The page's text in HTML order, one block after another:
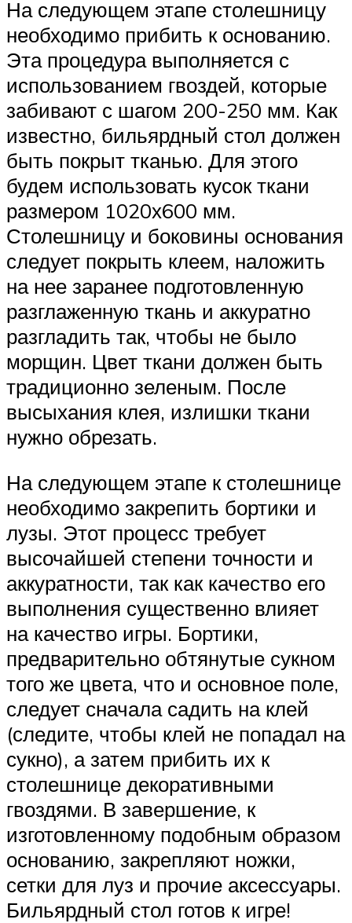
На следующем этапе столешницу
необходимо прибить к основанию.
Эта процедура выполняется с
использованием гвоздей, которые
забивают с шагом 200-250 мм. Как
известно, бильярдный стол должен
быть покрыт тканью. Для этого
будем использовать кусок ткани
размером 1020х600 мм.
Столешницу и боковины основания
следует покрыть клеем, наложить
на нее заранее подготовленную
разглаженную ткань и аккуратно
разгладить так, чтобы не было
морщин. Цвет ткани должен быть
традиционно зеленым. После
высыхания клея, излишки ткани
нужно обрезать.
На следующем этапе к столешнице
необходимо закрепить бортики и
лузы. Этот процесс требует
высочайшей степени точности и
аккуратности, так как качество его
выполнения существенно влияет
на качество игры. Бортики,
предварительно обтянутые сукном
того же цвета, что и основное поле,
следует сначала садить на клей
(следите, чтобы клей не попадал на
сукно), а затем прибить их к
столешнице декоративными
гвоздями. В завершение, к
изготовленному подобным образом
основанию, закрепляют ножки,
сетки для луз и прочие аксессуары.
Бильярдный стол готов к игре!